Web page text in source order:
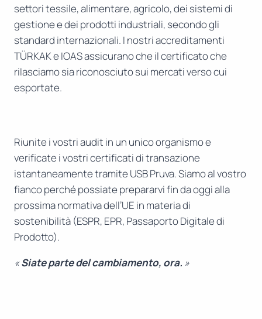
settori tessile, alimentare, agricolo, dei sistemi di
gestione e dei prodotti industriali, secondo gli
standard internazionali. I nostri accreditamenti
TÜRKAK e IOAS assicurano che il certificato che
rilasciamo sia riconosciuto sui mercati verso cui
esportate.
Riunite i vostri audit in un unico organismo e
verificate i vostri certificati di transazione
istantaneamente tramite USB Pruva. Siamo al vostro
fianco perché possiate prepararvi fin da oggi alla
prossima normativa dell’UE in materia di
sostenibilità (ESPR, EPR, Passaporto Digitale di
Prodotto).
«Siate parte del cambiamento, ora. »